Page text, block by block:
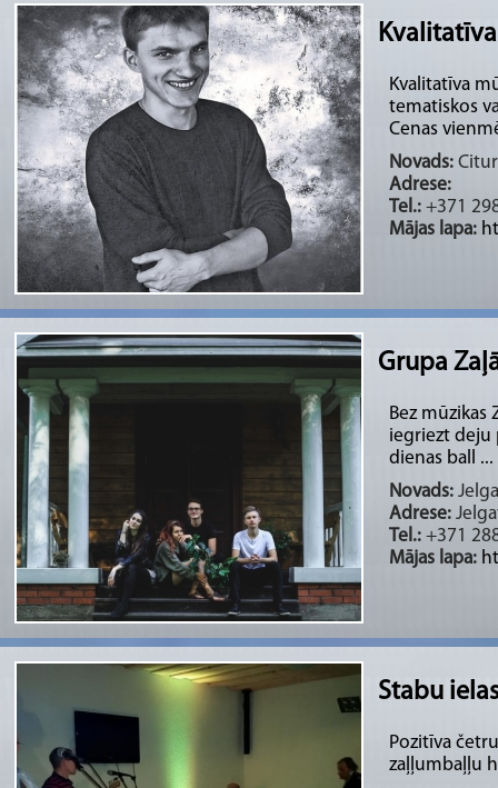
Kvalitatīva
tematiskos
Cenas
Novads: Citur
Adrese:
Tel.: +371
Mājas lapa:
Grupa
Bez mūzikas
iegriezt deju
dienas ball ...
Novads:
Adrese:
Tel.: +371
Mājas lapa:
Stabu
Pozitīva
zaļļumbaļļu